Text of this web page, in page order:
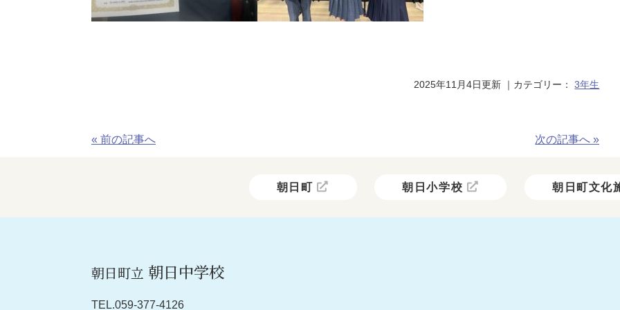
2025年11月4日更新 ｜カテゴリー：3年生
« 前の記事へ 次の記事へ »
朝日町 朝日小学校 朝日町文化
朝日町立 朝日中学校
TEL.059-377-4126